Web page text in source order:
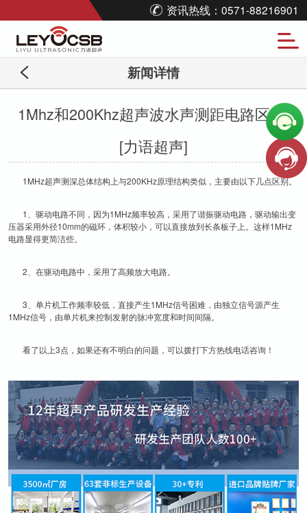
资讯热线：0571-88216901
新闻详情
1Mhz和200Khz超声波水声测距电路区别-
[力语超声]
1MHz超声测深总体结构上与200KHz原理结构类似，主要由以下几点区别。
1、驱动电路不同，因为1MHz频率较高，采用了谐振驱动电路，驱动输出变
压器采用外径10mm的磁环，体积较小，可以直接放到长条板子上。这样1MHz
电路显得更简洁些。
2、在驱动电路中，采用了高频放大电路。
3、单片机工作频率较低，直接产生1MHz信号困难，由独立信号源产生
1MHz信号，由单片机来控制发射的脉冲宽度和时间间隔。
看了以上3点，如果还有不明白的问题，可以拨打下方热线电话咨询！